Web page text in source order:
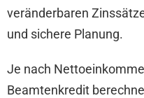
veränderbaren
und sichere Planung.
Je nach
Beamtenkredit